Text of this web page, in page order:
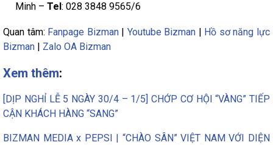
Minh – Tel : 028 3848 9565/6
Quan tâm: Fanpage Bizman| Youtube Bizman
Hồ sơ năng lực
Bizman
Zalo OA Bizman
Xem thêm:
[DỊP NGHỈ LỄ 5 NGÀY 30/4 – 1/5] CHỚP CƠ HỘI “VÀNG” TIẾP
CẬN KHÁCH HÀNG “SANG”
BIZMAN MEDIA x PEPSI | “CHÀO SÂN” VIỆT NAM VỚI DIỆN